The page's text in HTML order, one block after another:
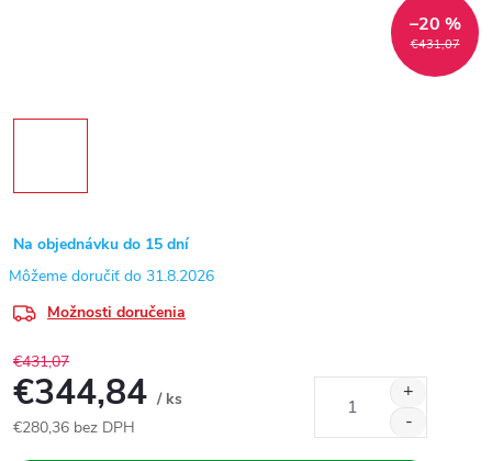
€431,07
–20 %
Na objednávku do 15 dní
31.8.2026
Možnosti doručenia
€431,07
€344,84 / ks
€280,36 bez DPH